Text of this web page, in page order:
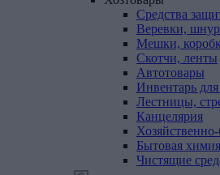
Средства
Веревки,
Мешки,
Скотчи, ленты
Автотовары
Инвентарь
Лестницы,
Канцелярия
Бытовая
Чистящие